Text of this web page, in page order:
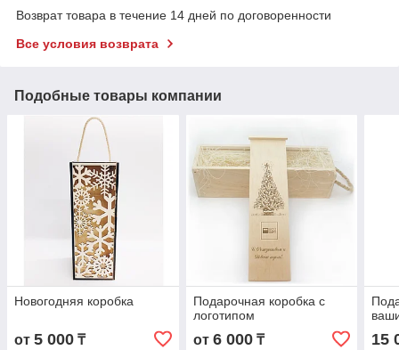
Возврат товара в течение 14 дней по договоренности
Все условия возврата
Подобные товары компании
Новогодняя коробка
от 5 000 ₸
Подарочная коробка с
логотипом
от 6 000₸ 15